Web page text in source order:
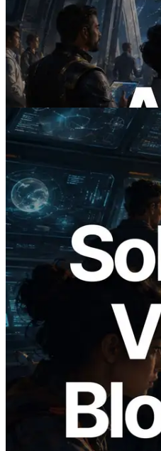
ERPC Meluncurkan
Berbasis x402 —
Membayar API
On Demand
Baca artikel ini
2026.05.24
Validators Solutions
Block Analyzer —
Waktu Produksi
Validator yang